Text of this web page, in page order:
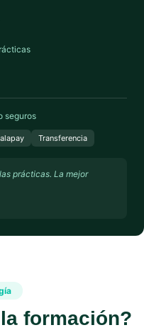
seguros
Transferencia
prácticas. La mejor
formación?